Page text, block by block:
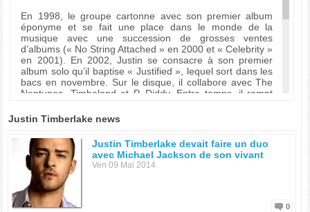
En 1998, le groupe cartonne avec son premier album
éponyme et se fait une place dans le monde de la
musique avec une succession de grosses ventes
d’albums (« No String Attached » en 2000 et « Celebrity »
en 2001). En 2002, Justin se consacre à son premier
album solo qu’il baptise « Justified », lequel sort dans les
bacs en novembre. Sur le disque, il collabore avec The
Neptunes, Timbaland et P. Diddy. Entre temps, il rompt
Love Sounds », d’où est extrait le tube « What Goes
Around ».
Discographie :
2002 : Justified
2006 : FutureSex/LoveSounds
Justin Timberlake news
Justin Timberlake devait faire un duo
avec Michael Jackson de son vivant
Ven 09 Mai 2014
0